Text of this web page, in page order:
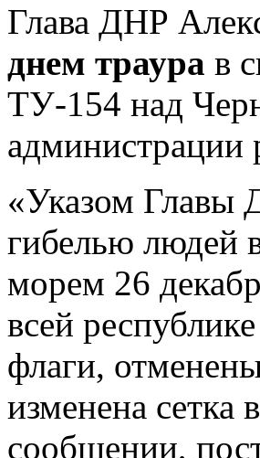
Глава ДНР
днем траура в
ТУ-154 над
администрации
«Указом Главы
гибелью людей
морем 26
всей
флаги,
изменена сетка
сообщении,